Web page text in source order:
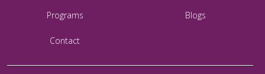
Programs Blogs
Contact